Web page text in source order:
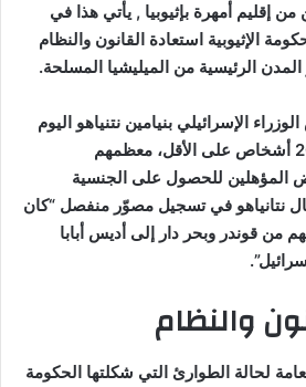
إقليم أمهرة بإثيوبيا , يأتي هذا في
الإثيوبية استعادة القانون والنظام
الرئيسية من الميليشيا المسلحة.
الإسرائيلي بنيامين نتنياهو اليوم
الخميس ” إنه تم إنقاذ 204 أشخاص على الأقل، معظمهم
المؤهلين للحصول على الجنسية
نتانياهو في تسجيل مصوّر منفصل “كان
من قوندر وبحر دار إلى أديس أبابا
والنظام
لحالة الطوارئ التي شكلتها الحكومة